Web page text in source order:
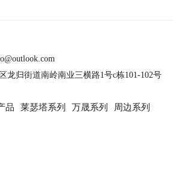
龙归街道南岭南业三横路1号c栋101-102号
品 莱瑟塔系列 万晟系列 周边系列